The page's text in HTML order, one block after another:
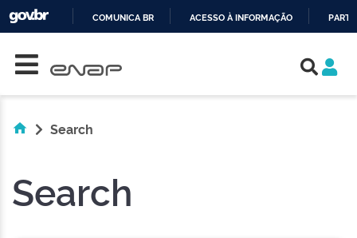
COMUNICA BR ACESSO À INFORMAÇÃO
Search
Search